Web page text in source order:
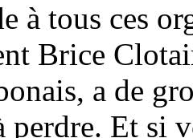
à tous ces
Brice
a de
perdre. Et si